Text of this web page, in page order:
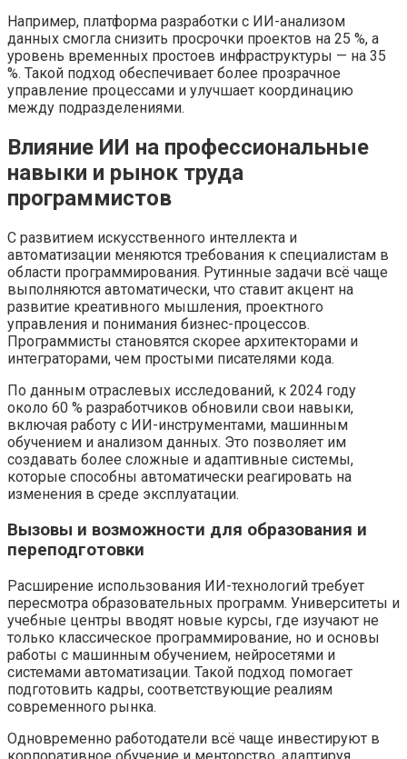
Например, платформа разработки с ИИ-анализом
данных смогла снизить просрочки проектов на 25 %, а
уровень временных простоев инфраструктуры — на 35
%. Такой подход обеспечивает более прозрачное
управление процессами и улучшает координацию
между подразделениями.
Влияние ИИ на профессиональные
навыки и рынок труда
программистов
С развитием искусственного интеллекта и
автоматизации меняются требования к специалистам в
области программирования. Рутинные задачи всё чаще
выполняются автоматически, что ставит акцент на
развитие креативного мышления, проектного
управления и понимания бизнес-процессов.
Программисты становятся скорее архитекторами и
интеграторами, чем простыми писателями кода.
По данным отраслевых исследований, к 2024 году
около 60 % разработчиков обновили свои навыки,
включая работу с ИИ-инструментами, машинным
обучением и анализом данных. Это позволяет им
создавать более сложные и адаптивные системы,
которые способны автоматически реагировать на
изменения в среде эксплуатации.
Вызовы и возможности для образования и
переподготовки
Расширение использования ИИ-технологий требует
пересмотра образовательных программ. Университеты и
учебные центры вводят новые курсы, где изучают не
только классическое программирование, но и основы
работы с машинным обучением, нейросетями и
системами автоматизации. Такой подход помогает
подготовить кадры, соответствующие реалиям
современного рынка.
Одновременно работодатели всё чаще инвестируют в
корпоративное обучение и менторство, адаптируя